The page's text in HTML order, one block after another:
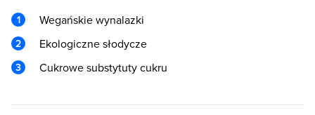
Wegańskie wynalazki
Ekologiczne słodycze
Cukrowe substytuty cukru